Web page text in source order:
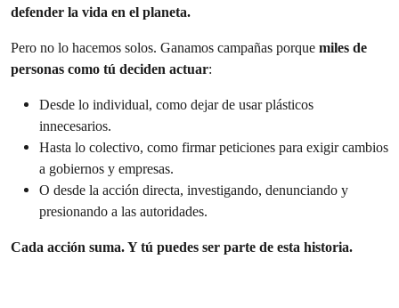
defender la vida en el planeta.
Pero no lo hacemos solos. Ganamos campañas porque miles de
personas como tú deciden actuar:
Desde lo individual, como dejar de usar plásticos
innecesarios.
Hasta lo colectivo, como firmar peticiones para exigir cambios
a gobiernos y empresas.
O desde la acción directa, investigando, denunciando y
presionando a las autoridades.
Cada acción suma. Y tú puedes ser parte de esta historia.